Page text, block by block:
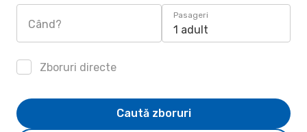
Când?
Pasageri
1 adult
Zboruri directe
Caută zboruri